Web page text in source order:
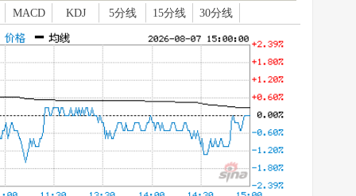
MACD KDJ 5分线 15分线 30分线